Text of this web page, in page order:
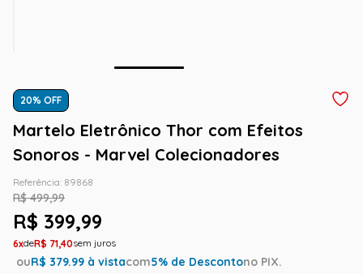
20% OFF
Martelo Eletrônico Thor com Efeitos
Sonoros - Marvel Colecionadores
Referência: 89868
R$ 499,99
R$ 399,99
6 R$ 71,40
ouR$ 379.99 à vistacom5% de Descontono PIX.